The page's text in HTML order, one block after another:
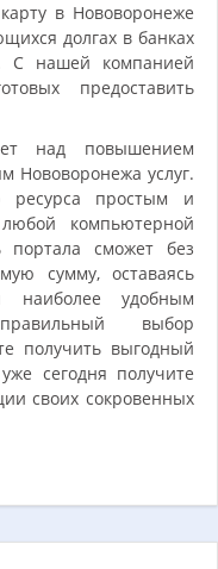
в Нововоронеже
долгах в банках
С нашей компанией
предоставить
над повышением
Нововоронежа услуг.
ресурса простым и
компьютерной
портала сможет без
сумму, оставаясь
наиболее удобным
выбор
получить выгодный
сегодня получите
своих сокровенных